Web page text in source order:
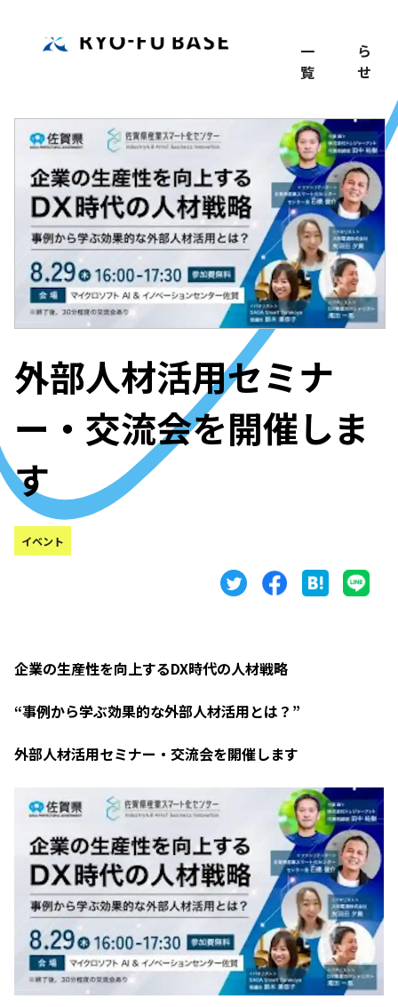
一
覧
ら
せ
外部人材活用セミナ
ー・交流会を開催しま
す
イベント
企業の生産性を向上するDX時代の人材戦略
“事例から学ぶ効果的な外部人材活用とは？”
外部人材活用セミナー・交流会を開催します